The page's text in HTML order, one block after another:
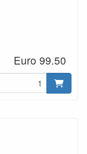
Euro 99.50